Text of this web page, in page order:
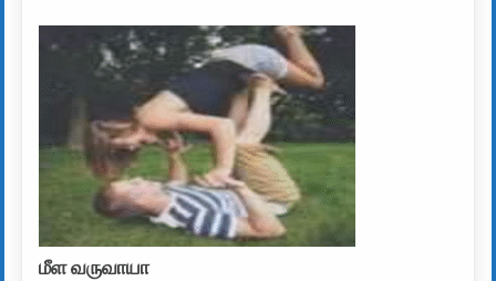
மீள வருவாயா